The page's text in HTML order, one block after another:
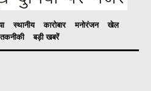
स्थानीय कारोबार मनोरंजन
खेल
तकनीकी बड़ी खबरें